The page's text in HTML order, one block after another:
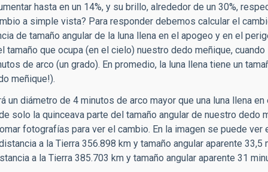
hasta en un 14%, y su brillo, alrededor de un 30%,
a simple vista? Para responder debemos calcular el
de tamaño angular de la luna llena en el apogeo y en el
que ocupa (en el cielo) nuestro dedo meñique, cuando
de arco (un grado). En promedio, la luna llena tiene un
meñique!).
un diámetro de 4 minutos de arco mayor que una luna llena
solo la quinceava parte del tamaño angular de nuestro dedo
fotografías para ver el cambio. En la imagen se puede ver
a la Tierra 356.898 km y tamaño angular aparente 33,5
a la Tierra 385.703 km y tamaño angular aparente 31